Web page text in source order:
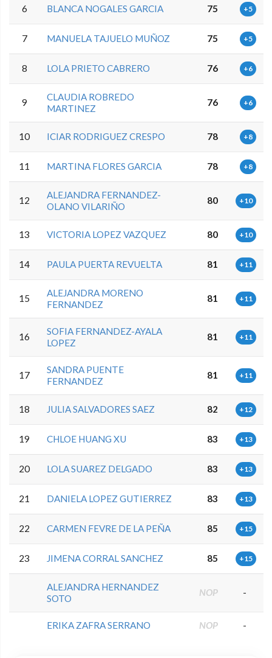
6 BLANCA NOGALES GARCIA 75 +5
7 MANUELA TAJUELO MUÑOZ 75 +5
8 LOLA PRIETO CABRERO 76 +6
9
CLAUDIA ROBREDO
MARTINEZ
76 +6
10 ICIAR RODRIGUEZ CRESPO 78 +8
11 MARTINA FLORES GARCIA 78 +8
12
ALEJANDRA FERNANDEZ-
OLANO VILARIÑO
80 +10
13 VICTORIA LOPEZ VAZQUEZ 80 +10
14 PAULA PUERTA REVUELTA 81 +11
15
ALEJANDRA MORENO
FERNANDEZ
81 +11
16
SOFIA FERNANDEZ-AYALA
LOPEZ
81 +11
17
SANDRA PUENTE
FERNANDEZ
81 +11
18 JULIA SALVADORES SAEZ 82 +12
19 CHLOE HUANG XU 83 +13
20 LOLA SUAREZ DELGADO 83 +13
21 DANIELA LOPEZ GUTIERREZ 83 +13
22 CARMEN FEVRE DE LA PEÑA 85 +15
23 JIMENA CORRAL SANCHEZ 85 +15
ALEJANDRA HERNANDEZ
SOTO
NOP -
ERIKA ZAFRA SERRANO NOP -